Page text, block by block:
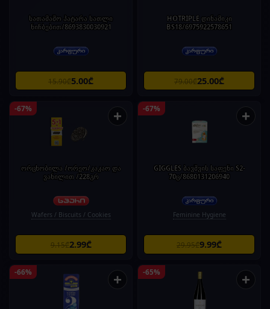
სათამაშო პატარა სათლი
ნიჩბებით/8693830030921
15.90₾5.00₾
HOTRIPLE დინამიკი
BS18/6975922578651
79.00₾25.00₾
-67% +
ორცხობილა /ორეო/კაკაო და
ვანილით /228გრ
Wafers / Biscuits / Cookies
9.15₾2.99₾
-67% +
GIGGLES ბავშვის საფენი S2-
70ც/8680131206940
Feminine Hygiene
29.95₾9.99₾
-66% + -65% +